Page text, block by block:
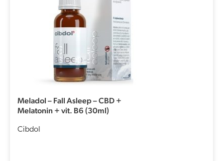
Meladol – Fall Asleep – CBD +
Melatonin + vit. B6 (30ml)
Cibdol